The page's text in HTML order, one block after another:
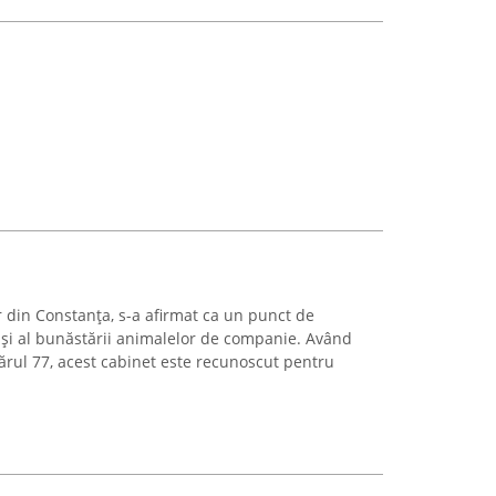
Constanța, s-a afirmat ca un punct de
al bunăstării animalelor de companie. Având
77, acest cabinet este recunoscut pentru